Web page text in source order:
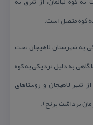
كوه متصل است.
به شهرستان لاهیجان تحت
گاهی به دلیل نزدیكی به كوه
شهر لاهیجان و روستاهای
برداشت برنج).